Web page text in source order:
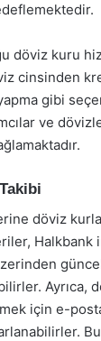
döviz kuru
cinsinden
gibi
ve
döviz
Ayrıca,
için e-
Bu,